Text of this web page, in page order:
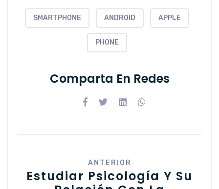
SMARTPHONE ANDROID APPLE
PHONE
Comparta En Redes
ANTERIOR
Estudiar Psicología Y Su